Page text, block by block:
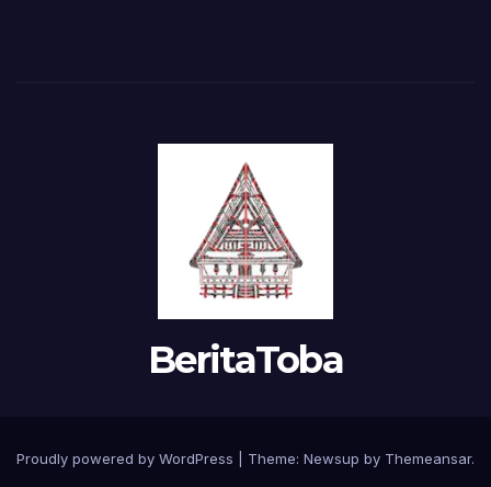
BeritaToba
Proudly powered by WordPress Theme: Newsup by Themeansar.